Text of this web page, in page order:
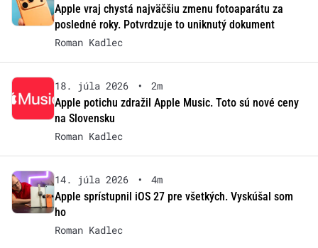
Apple vraj chystá najväčšiu zmenu fotoaparátu za
posledné roky. Potvrdzuje to uniknutý dokument
Roman Kadlec
18. júla 2026 •
2m
Apple potichu zdražil Apple Music. Toto sú nové ceny
na Slovensku
Roman Kadlec
14. júla 2026 •
4m
Apple sprístupnil iOS 27 pre všetkých. Vyskúšal som
ho
Roman Kadlec